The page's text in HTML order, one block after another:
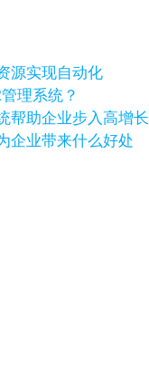
源实现自动化
理系统？
帮助企业步入高增长
企业带来什么好处